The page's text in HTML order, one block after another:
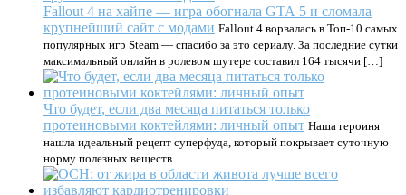
Fallout 4 на хайпе — игра обогнала GTA 5 и сломала
крупнейший сайт с модами Fallout 4 ворвалась в Топ-10 самых
популярных игр Steam — спасибо за это сериалу. За последние сутки
максимальный онлайн в ролевом шутере составил 164 тысячи […]
Что будет, если два месяца питаться только
протеиновыми коктейлями: личный опыт Наша героиня
нашла идеальный рецепт суперфуда, который покрывает суточную
норму полезных веществ.